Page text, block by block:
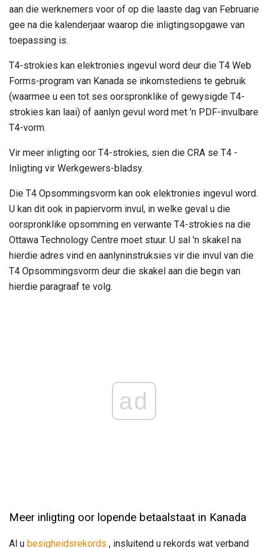
aan die werknemers voor of op die laaste dag van Februarie
gee na die kalenderjaar waarop die inligtingsopgawe van
toepassing is.
T4-strokies kan elektronies ingevul word deur die T4 Web
Forms-program van Kanada se inkomstediens te gebruik
(waarmee u een tot ses oorspronklike of gewysigde T4-
strokies kan laai) of aanlyn gevul word met 'n PDF-invulbare
T4-vorm.
Vir meer inligting oor T4-strokies, sien die CRA se T4 -
Inligting vir Werkgewers-bladsy.
Die T4 Opsommingsvorm kan ook elektronies ingevul word.
U kan dit ook in papiervorm invul, in welke geval u die
oorspronklike opsomming en verwante T4-strokies na die
Ottawa Technology Centre moet stuur. U sal 'n skakel na
hierdie adres vind en aanlyninstruksies vir die invul van die
T4 Opsommingsvorm deur die skakel aan die begin van
hierdie paragraaf te volg.
ad
Meer inligting oor lopende betaalstaat in Kanada
Al u besigheidsrekords , insluitend u rekords wat verband